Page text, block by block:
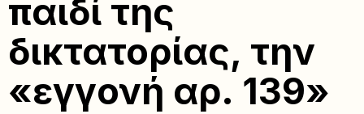
παιδί της
δικτατορίας, την
«εγγονή αρ. 139»